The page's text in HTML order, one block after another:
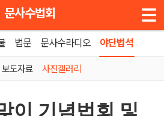
메뉴 건너뛰기
문사수법회
법문 문사수라디오 야단법석
보도자료 사진갤러리
홈 »사진갤러리
이 기념법회 및